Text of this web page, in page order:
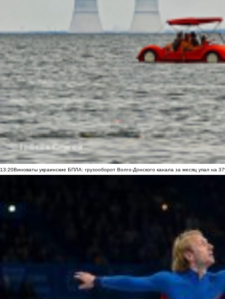
13:20Виноваты украинские БПЛА: грузооборот Волго-Донского канала за месяц упал на